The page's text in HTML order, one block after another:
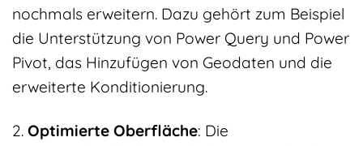
nochmals erweitern. Dazu gehört zum Beispiel
die Unterstützung von Power Query und Power
Pivot, das Hinzufügen von Geodaten und die
erweiterte Konditionierung.
2. Optimierte Oberfläche: Die